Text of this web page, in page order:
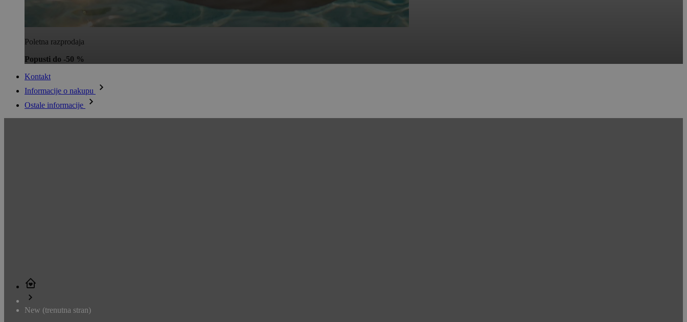
Poletna razprodaja
Popusti do -50 %
Kontakt
Informacije o nakupu
Ostale informacije
New (trenutna stran)